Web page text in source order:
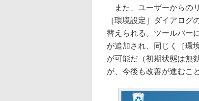
また、ユーザーからの
［環境設定］ダイアログ
替えられる。ツールバー
が追加され、同じく［環
が可能だ（初期状態は無
が、今後も改善が進むこ